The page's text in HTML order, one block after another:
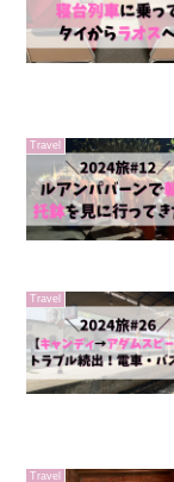
Travel
Travel
Travel